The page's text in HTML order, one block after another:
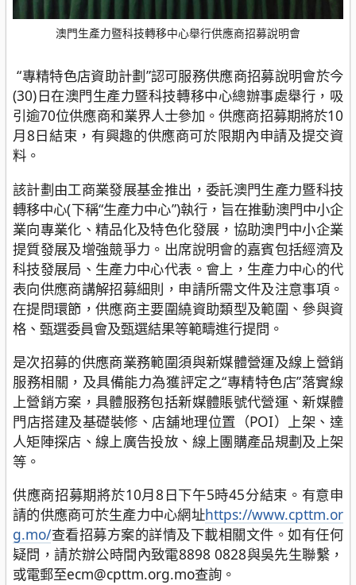
澳門生產力暨科技轉移中心舉行供應商招募說明會
“專精特色店資助計劃”認可服務供應商招募說明會於今
(30)日在澳門生產力暨科技轉移中心總辦事處舉行，吸
引逾70位供應商和業界人士參加。供應商招募期將於10
月8日結束，有興趣的供應商可於限期內申請及提交資
料。
該計劃由工商業發展基金推出，委託澳門生產力暨科技
轉移中心(下稱“生產力中心”)執行，旨在推動澳門中小企
業向專業化、精品化及特色化發展，協助澳門中小企業
提質發展及增強競爭力。出席說明會的嘉賓包括經濟及
科技發展局、生產力中心代表。會上，生產力中心的代
表向供應商講解招募細則，申請所需文件及注意事項。
在提問環節，供應商主要圍繞資助類型及範圍、參與資
格、甄選委員會及甄選結果等範疇進行提問。
是次招募的供應商業務範圍須與新媒體營運及線上營銷
服務相關，及具備能力為獲評定之“專精特色店”落實線
上營銷方案，具體服務包括新媒體賬號代營運、新媒體
門店搭建及基礎裝修、店舖地理位置（POI）上架、達
人矩陣探店、線上廣告投放、線上團購產品規劃及上架
等。
供應商招募期將於10月8日下午5時45分結束。有意申
請的供應商可於生產力中心網址https://www.cpttm.or
g.mo/查看招募方案的詳情及下載相關文件。如有任何
疑問，請於辦公時間內致電8898 0828與吳先生聯繫，
或電郵至ecm@cpttm.org.mo查詢。